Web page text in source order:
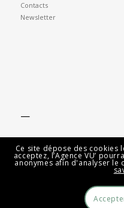
Contacts
Newsletter
—
Mentions
Ce site dépose des cookies
acceptez, l’Agence VU’
anonymes afin d'analyser